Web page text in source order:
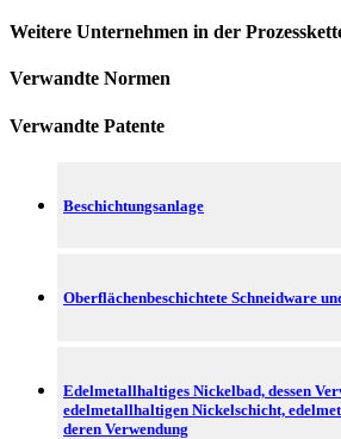
Weitere Unternehmen in der
Verwandte Normen
Verwandte Patente
Beschichtungsanlage
Oberflächenbeschichtete Schneidware
Edelmetallhaltiges Nickelbad, dessen
edelmetallhaltigen Nickelschicht,
deren Verwendung